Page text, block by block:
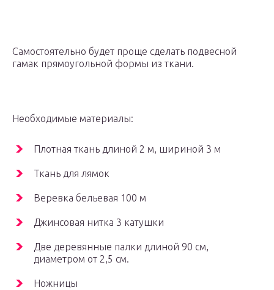
Самостоятельно будет проще сделать подвесной
гамак прямоугольной формы из ткани.
Необходимые материалы:
Плотная ткань длиной 2 м, шириной 3 м
Ткань для лямок
Веревка бельевая 100 м
Джинсовая нитка 3 катушки
Две деревянные палки длиной 90 см,
диаметром от 2,5 см.
Ножницы